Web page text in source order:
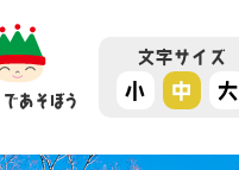
あそぼう
文字サイズ
小 中 大